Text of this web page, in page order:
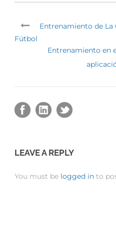
Entrenamiento de La
Fútbol
Entrenamiento en
LEAVE A REPLY
You must be logged in to